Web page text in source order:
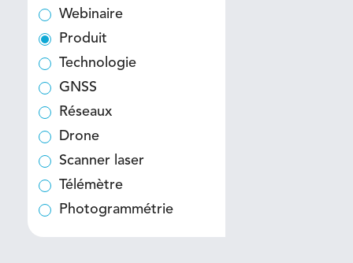
Webinaire
Produit
Technologie
GNSS
Réseaux
Drone
Scanner laser
Télémètre
Photogrammétrie